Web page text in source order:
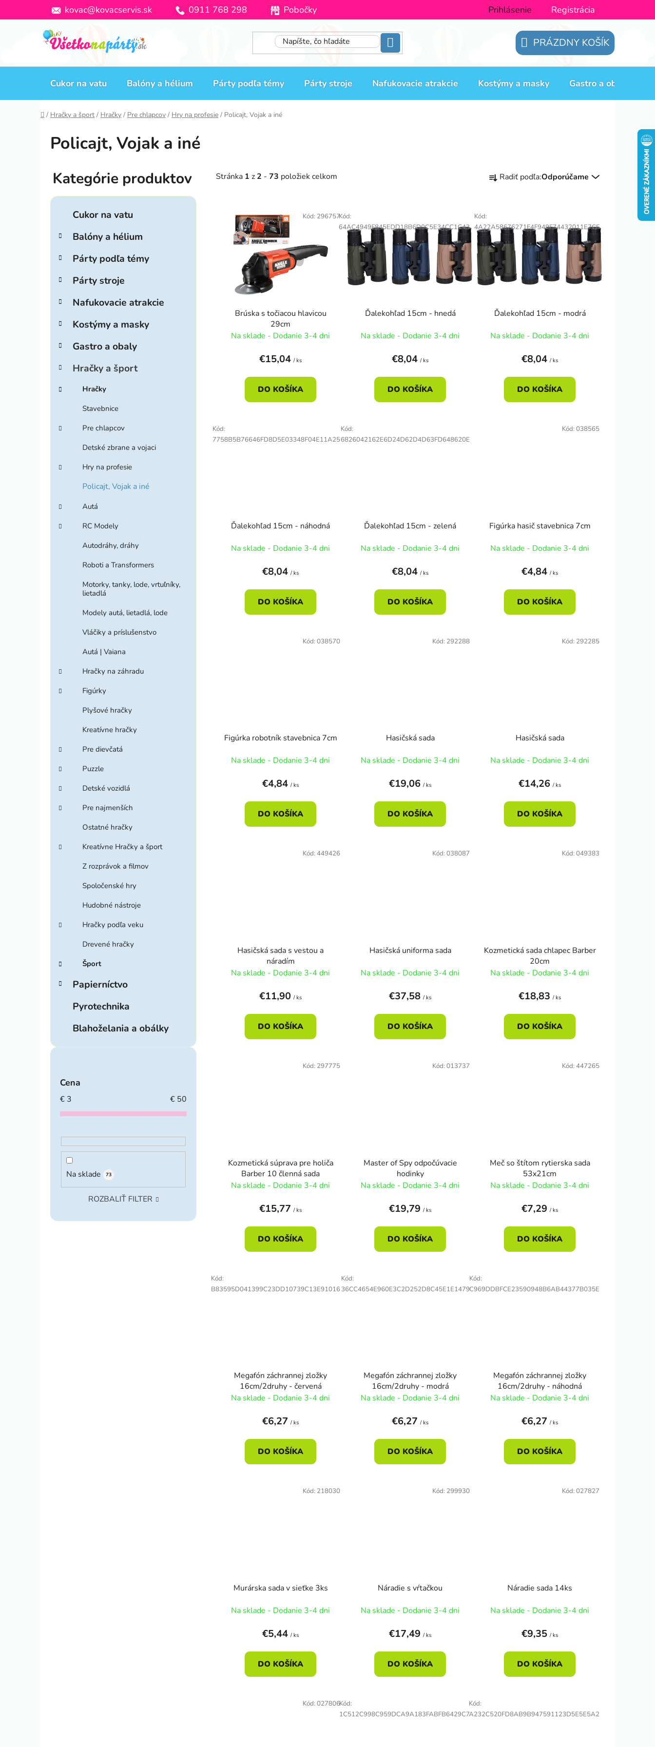
kovac@kovacservis.sk 0911 768 298 Pobočky Prihlásenie Registrácia
NÁKUPNÝ
KOŠÍK
PRÁZDNY KOŠÍK
Cukor na vatu Balóny a hélium Párty podľa témy Párty stroje Nafukovacie atrakcie Kostýmy a masky Gastro a obaly
Domov
/ Hračky a šport / Hračky / Pre chlapcov / Hry na profesie / Policajt, Vojak a iné
Policajt, Vojak a iné
B
o
č
nPreskočiť
kategórie
K
Cukor na vatu
Balóny a hélium
Párty podľa témy
Párty stroje
Nafukovacie atrakcie
Kostýmy a masky
Gastro a obaly
Hračky a šport
Hračky
Stavebnice
Pre chlapcov
Detské zbrane a vojaci
Hry na profesie
Policajt, Vojak a iné
Autá
RC Modely
Autodráhy, dráhy
Roboti a Transformers
Motorky, tanky, lode, vrtuľníky,
lietadlá
Modely autá, lietadlá, lode
Vláčiky a príslušenstvo
Autá | Vaiana
Hračky na záhradu
Figúrky
Plyšové hračky
Kreatívne hračky
Pre dievčatá
Puzzle
Detské vozidlá
Pre najmenších
Ostatné hračky
Kreatívne Hračky a šport
Z rozprávok a filmov
Spoločenské hry
Hudobné nástroje
Hračky podľa veku
Drevené hračky
Šport
Papierníctvo
Pyrotechnika
Blahoželania a obálky
Cena
€ 3 € 50
Na sklade 73
ROZBALIŤ FILTER
Stránka 1 z 2 - 73 položiek celkom
a
n
i
e
p
r
o
u
t
Radiť podľa:Odporúčame
Brúska s točiacou hlavicou
29cm
Na sklade - Dodanie 3-4 dni
€15,04/ ks
DO KOŠÍKA
Kód: 296757
Ďalekohľad 15cm - hnedá
Na sklade - Dodanie 3-4 dni
€8,04/ ks
DO KOŠÍKA
Kód:
64AC4949F845EDD18B6D0C5E34CC1C43
Ďalekohľad 15cm - modrá
Na sklade - Dodanie 3-4 dni
€8,04/ ks
DO KOŠÍKA
Kód:
4A22A58676271F4F949F74432011E7CF
Ďalekohľad 15cm - náhodná
Na sklade - Dodanie 3-4 dni
€8,04/ ks
DO KOŠÍKA
Kód:
7758B5B76646FD8D5E03348F04E11A25
Ďalekohľad 15cm - zelená
Na sklade - Dodanie 3-4 dni
€8,04/ ks
DO KOŠÍKA
Kód:
6826042162E6D24D62D4D63FD648620E
Figúrka hasič stavebnica 7cm
Na sklade - Dodanie 3-4 dni
€4,84/ ks
DO KOŠÍKA
Kód: 038565
Figúrka robotník stavebnica 7cm
Na sklade - Dodanie 3-4 dni
€4,84/ ks
DO KOŠÍKA
Kód: 038570
Hasičská sada
Na sklade - Dodanie 3-4 dni
€19,06/ ks
DO KOŠÍKA
Kód: 292288
Hasičská sada
Na sklade - Dodanie 3-4 dni
€14,26/ ks
DO KOŠÍKA
Kód: 292285
Hasičská sada s vestou a
náradím
Na sklade - Dodanie 3-4 dni
€11,90/ ks
DO KOŠÍKA
Kód: 449426
Hasičská uniforma sada
Na sklade - Dodanie 3-4 dni
€37,58/ ks
DO KOŠÍKA
Kód: 038087
Kozmetická sada chlapec Barber
20cm
Na sklade - Dodanie 3-4 dni
€18,83/ ks
DO KOŠÍKA
Kód: 049383
Kozmetická súprava pre holiča
Barber 10 členná sada
Na sklade - Dodanie 3-4 dni
€15,77/ ks
DO KOŠÍKA
Kód: 297775
Master of Spy odpočúvacie
hodinky
Na sklade - Dodanie 3-4 dni
€19,79/ ks
DO KOŠÍKA
Kód: 013737
Meč so štítom rytierska sada
53x21cm
Na sklade - Dodanie 3-4 dni
€7,29/ ks
DO KOŠÍKA
Kód: 447265
Megafón záchrannej zložky
16cm/2druhy - červená
Na sklade - Dodanie 3-4 dni
€6,27/ ks
DO KOŠÍKA
Kód:
B83595D041399C23DD10739C13E91016
Megafón záchrannej zložky
16cm/2druhy - modrá
Na sklade - Dodanie 3-4 dni
€6,27/ ks
DO KOŠÍKA
Kód:
36CC4654E960E3C2D252D8C45E1E1479
Megafón záchrannej zložky
16cm/2druhy - náhodná
Na sklade - Dodanie 3-4 dni
€6,27/ ks
DO KOŠÍKA
Kód:
C969DDBFCE23590948B6AB44377B035E
Murárska sada v sieťke 3ks
Na sklade - Dodanie 3-4 dni
€5,44/ ks
DO KOŠÍKA
Kód: 218030
Náradie s vŕtačkou
Na sklade - Dodanie 3-4 dni
€17,49/ ks
DO KOŠÍKA
Kód: 299930
Náradie sada 14ks
Na sklade - Dodanie 3-4 dni
€9,35/ ks
DO KOŠÍKA
Kód: 027827
Kód: 027806Kód:
1C512C998C959DCA9A183FABFB6429C7
Kód:
A232C520FD8AB9B947591123D5E5E5A2